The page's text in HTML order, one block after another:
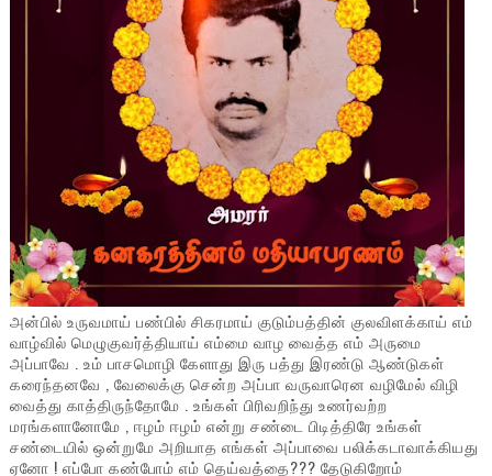
அன்பில் உருவமாய் பண்பில் சிகரமாய் குடும்பத்தின் குலவிளக்காய் எம்
வாழ்வில் மெழுகுவர்த்தியாய் எம்மை வாழ வைத்த எம் அருமை
அப்பாவே . உம் பாசமொழி கேளாது இரு பத்து இரண்டு ஆண்டுகள்
கரைந்தனவே , வேலைக்கு சென்ற அப்பா வருவாரென வழிமேல் விழி
வைத்து காத்திருந்தோமே . உங்கள் பிரிவறிந்து உணர்வற்ற
மரங்களானோமே , ஈழம் ஈழம் என்று சண்டை பிடித்திரே உங்கள்
சண்டையில் ஒன்றுமே அறியாத எங்கள் அப்பாவை பலிக்கடாவாக்கியது
ஏனோ ! எப்போ கண்போம் எம் தெய்வத்தை??? தேடுகிறோம்